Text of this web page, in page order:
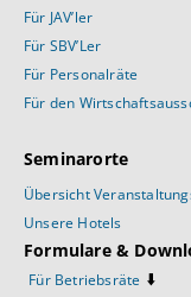
Für JAV’ler
Für SBV’Ler
Für Personalräte
Für den
Seminarorte
Übersicht
Unsere Hotels
Formulare &
Für Betriebsräte ⬇️